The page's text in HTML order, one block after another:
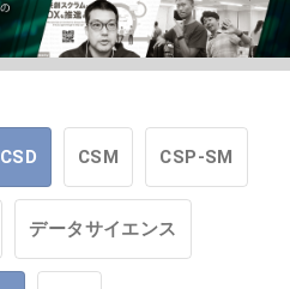
CSD CSM CSP-SM
データサイエンス